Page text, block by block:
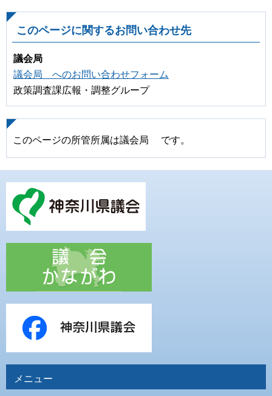
このページに関するお問い合わせ先
議会局
議会局 へのお問い合わせフォーム
政策調査課広報・調整グループ
このページの所管所属は議会局 です。
メニュー